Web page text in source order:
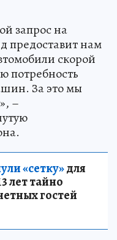
запрос на
нам
скорой
потребность
За это мы
–
«сетку»для
лет тайно
гостей